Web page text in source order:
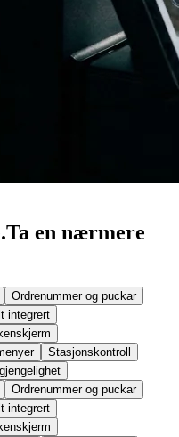
Ta en nærmere
Ordrenummer og puckar
integrert
Stasjonskontroll
Ordrenummer og puckar
integrert